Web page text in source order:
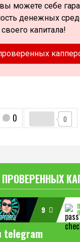
можете себе
денежных
капитала!
0 0
ПРОВЕРЕННЫХ
9
telegram